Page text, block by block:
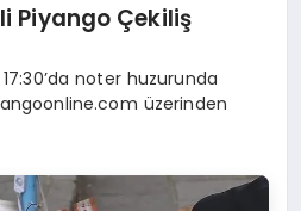
Piyango Çekiliş
noter huzurunda
üzerinden